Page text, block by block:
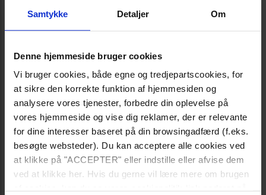
Samtykke Detaljer Om
Denne hjemmeside bruger cookies
Vi bruger cookies, både egne og tredjepartscookies, for
at sikre den korrekte funktion af hjemmesiden og
analysere vores tjenester, forbedre din oplevelse på
vores hjemmeside og vise dig reklamer, der er relevante
for dine interesser baseret på din browsingadfærd (f.eks.
besøgte websteder). Du kan acceptere alle cookies ved
at klikke på "ACCEPTER" eller indstille eller afvise dem
ved at klikke her. Hvis du gerne vil lære mere om brugen
Poolnet Bundsugere